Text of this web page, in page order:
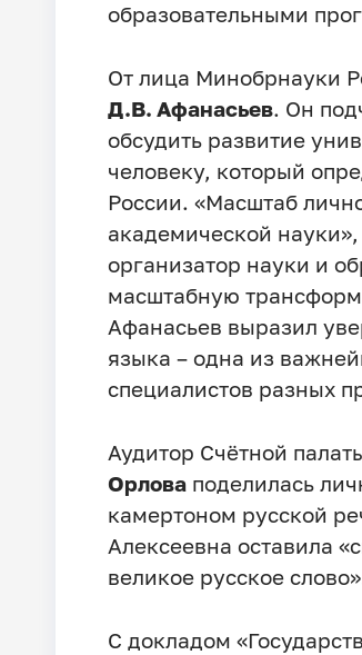
образовательными
От лица Минобрнауки
Д.В. Афанасьев. Он
обсудить развитие
человеку, который
России. «Масштаб
академической
организатор науки и
масштабную
Афанасьев выразил
языка – одна из
специалистов разных
Аудитор Счётной
Орловаподелилась
камертоном русской
Алексеевна оставила
великое русское
С докладом